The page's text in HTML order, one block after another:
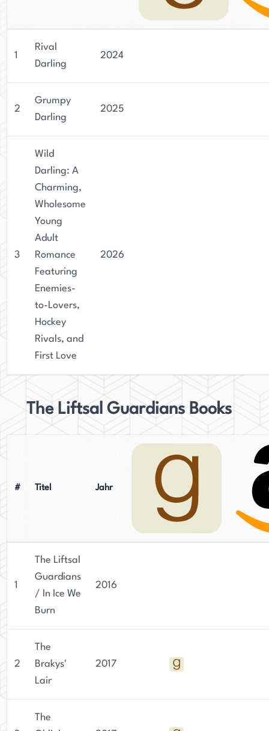
1
Rival
Darling
2024
2
Grumpy
Darling
2025
3
Wild
Darling: A
Charming,
Wholesome
Young
Adult
Romance
Featuring
Enemies-
to-Lovers,
Hockey
Rivals, and
First Love
2026
The Liftsal Guardians Books
# Titel Jahr
1
The Liftsal
Guardians
/ In Ice We
Burn
2016
2
The
Brakys'
Lair
2017
The